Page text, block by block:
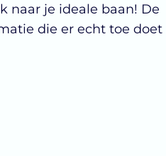
naar je ideale baan! De
die er echt toe doet